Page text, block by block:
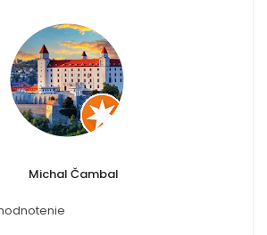
Michal Čambal